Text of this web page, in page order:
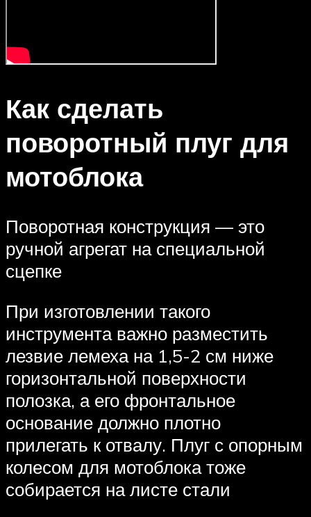
Как сделать
поворотный плуг для
мотоблока
Поворотная конструкция — это
ручной агрегат на специальной
сцепке
При изготовлении такого
инструмента важно разместить
лезвие лемеха на 1,5-2 см ниже
горизонтальной поверхности
полозка, а его фронтальное
основание должно плотно
прилегать к отвалу. Плуг с опорным
колесом для мотоблока тоже
собирается на листе стали